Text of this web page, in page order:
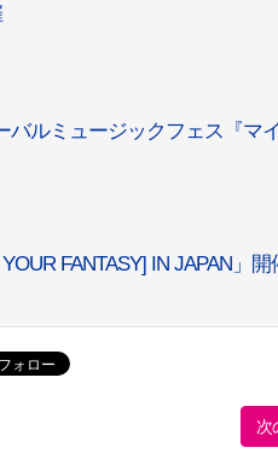
バルミュージックフェス『マ
FANTASY] IN JAPAN」開
次